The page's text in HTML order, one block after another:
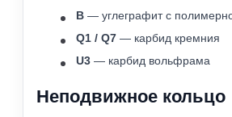
B — углеграфит с
Q1 / Q7 — карбид кремния
U3 — карбид вольфрама
Неподвижное кольцо